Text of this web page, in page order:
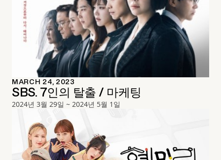
MARCH 24, 2023
SBS. 7인의 탈출 / 마케팅
2024년 3월 29일 ~ 2024년 5월 1일